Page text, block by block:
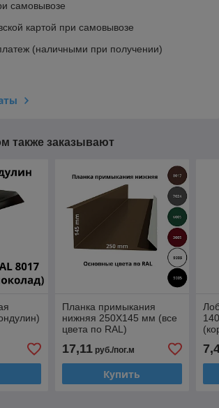
самовывозе
картой при самовывозе
(наличными при получении)
также заказывают
Планка примыкания
нижняя 250Х145 мм (все
цвета по RAL)
17,11руб./пог.м
Купить